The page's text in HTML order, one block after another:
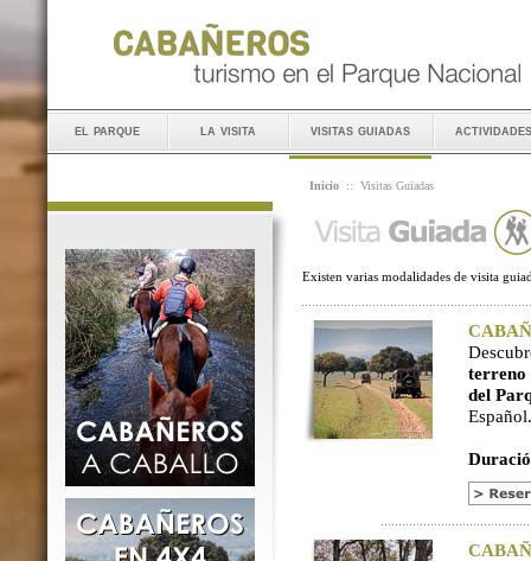
el parque la visita visitas guiadas actividades
Inicio :: Visitas Guiadas
Existen varias modalidades de visita
terreno
del
Español.